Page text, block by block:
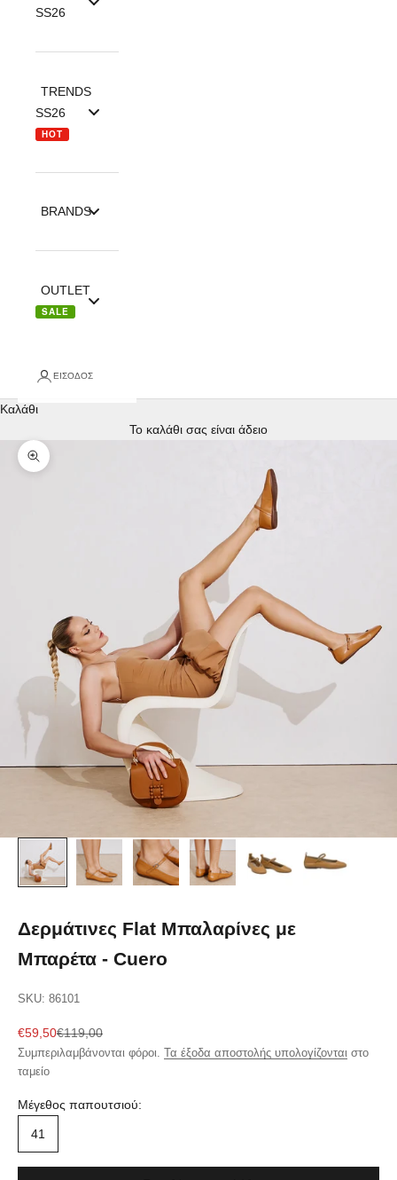
SS26
TRENDS
SS26
HOT
BRANDS
OUTLET
SALE
ΕΊΣΟΔΟΣ
Καλάθι
Το καλάθι σας είναι άδειο
Μεγέθυνση
Δερμάτινες Flat Μπαλαρίνες με
Μπαρέτα - Cuero
SKU: 86101
Τιμή πώλησης
€59,50Κανονική τιμή
€119,00
Συμπεριλαμβάνονται φόροι. Τα έξοδα αποστολής υπολογίζονται στο
ταμείο
Μέγεθος παπουτσιού:
41